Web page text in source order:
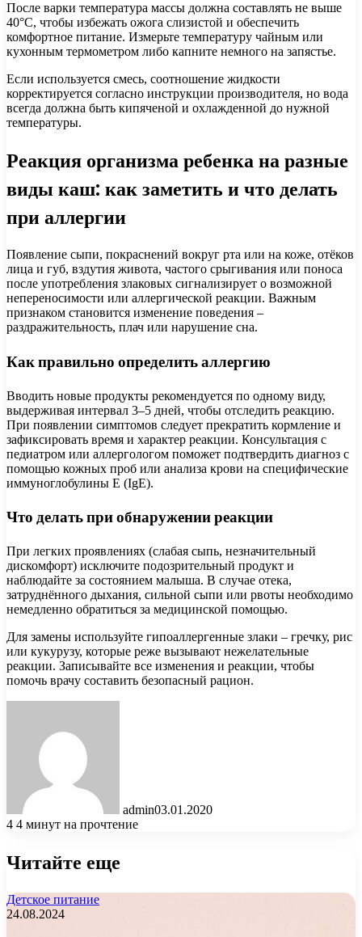
После варки температура массы должна составлять не выше
40°C, чтобы избежать ожога слизистой и обеспечить
комфортное питание. Измерьте температуру чайным или
кухонным термометром либо капните немного на запястье.
Если используется смесь, соотношение жидкости
корректируется согласно инструкции производителя, но вода
всегда должна быть кипяченой и охлажденной до нужной
температуры.
Реакция организма ребенка на разные
виды каш: как заметить и что делать
при аллергии
Появление сыпи, покраснений вокруг рта или на коже, отёков
лица и губ, вздутия живота, частого срыгивания или поноса
после употребления злаковых сигнализирует о возможной
непереносимости или аллергической реакции. Важным
признаком становится изменение поведения –
раздражительность, плач или нарушение сна.
Как правильно определить аллергию
Вводить новые продукты рекомендуется по одному виду,
выдерживая интервал 3–5 дней, чтобы отследить реакцию.
При появлении симптомов следует прекратить кормление и
зафиксировать время и характер реакции. Консультация с
педиатром или аллергологом поможет подтвердить диагноз с
помощью кожных проб или анализа крови на специфические
иммуноглобулины E (IgE).
Что делать при обнаружении реакции
При легких проявлениях (слабая сыпь, незначительный
дискомфорт) исключите подозрительный продукт и
наблюдайте за состоянием малыша. В случае отека,
затруднённого дыхания, сильной сыпи или рвоты необходимо
немедленно обратиться за медицинской помощью.
Для замены используйте гипоаллергенные злаки – гречку, рис
или кукурузу, которые реже вызывают нежелательные
реакции. Записывайте все изменения и реакции, чтобы
помочь врачу составить безопасный рацион.
admin03.01.2020
4 4 минут на прочтение
Читайте еще
Детское питание
24.08.2024